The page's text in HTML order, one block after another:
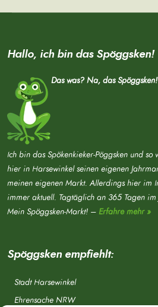
Hallo, ich bin das Spöggsken!
Das was? Na, das Spöggsken!
Ich bin das Spökenkieker-Pöggsken und
hier in Harsewinkel seinen eigenen
meinen eigenen Markt. Allerdings hier im
immer aktuell. Tagtäglich an 365 Tagen
Mein Spöggsken-Markt! – Erfahre mehr »
Spöggsken empfiehlt:
Stadt Harsewinkel
Ehrensache NRW